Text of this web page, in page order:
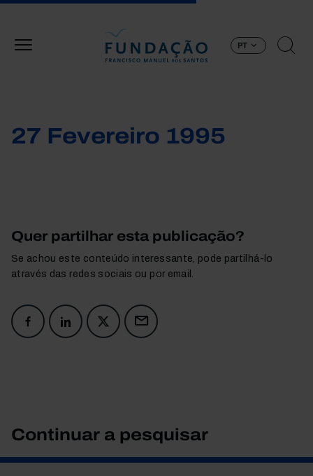
PT
27 Fevereiro 1995
Quer partilhar esta publicação?
Se achou este conteúdo interessante, pode partilhá-lo
através das redes sociais ou por email.
Continuar a pesquisar